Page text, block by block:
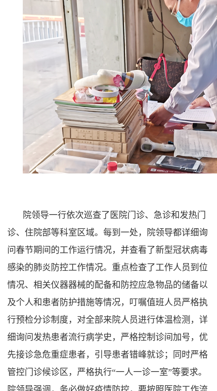
院领导一行依次巡查了医院门诊、急诊和发热门
诊、住院部等科室区域。每到一处，院领导都详细询
问春节期间的工作运行情况，并查看了新型冠状病毒
感染的肺炎防控工作情况。重点检查了工作人员到位
情况、相关仪器器械的配备和防控应急物品的储备以
及个人和患者防护措施等情况，叮嘱值班人员严格执
行预检分诊制度，对全部来院人员进行体温检测，详
细询问发热患者流行病学史，严格控制诊间加号，优
先接诊急危重症患者，引导患者错峰就诊；同时严格
管控门诊候诊区，严格执行“一人一诊一室”等要求。